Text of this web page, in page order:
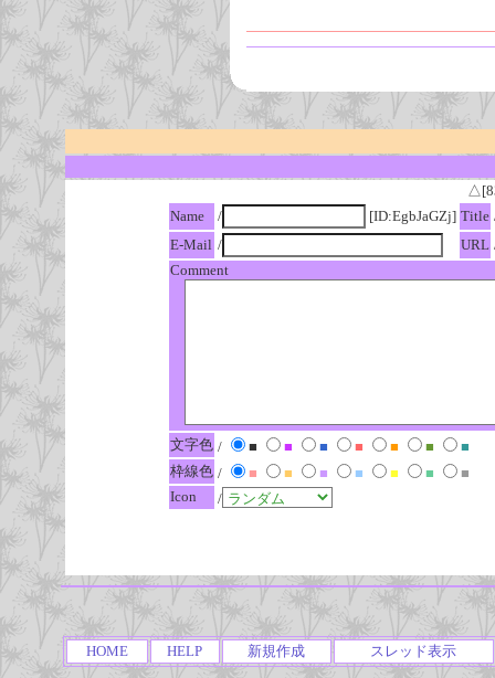
Name
/ [ID:EgbJaGZj] Title
E-Mail / URL
Comment
文字色 / ■ ■ ■ ■ ■ ■
■
枠線色 / ■ ■ ■ ■ ■ ■
■
Icon
/
HOME HELP 新規作成 スレッド表示